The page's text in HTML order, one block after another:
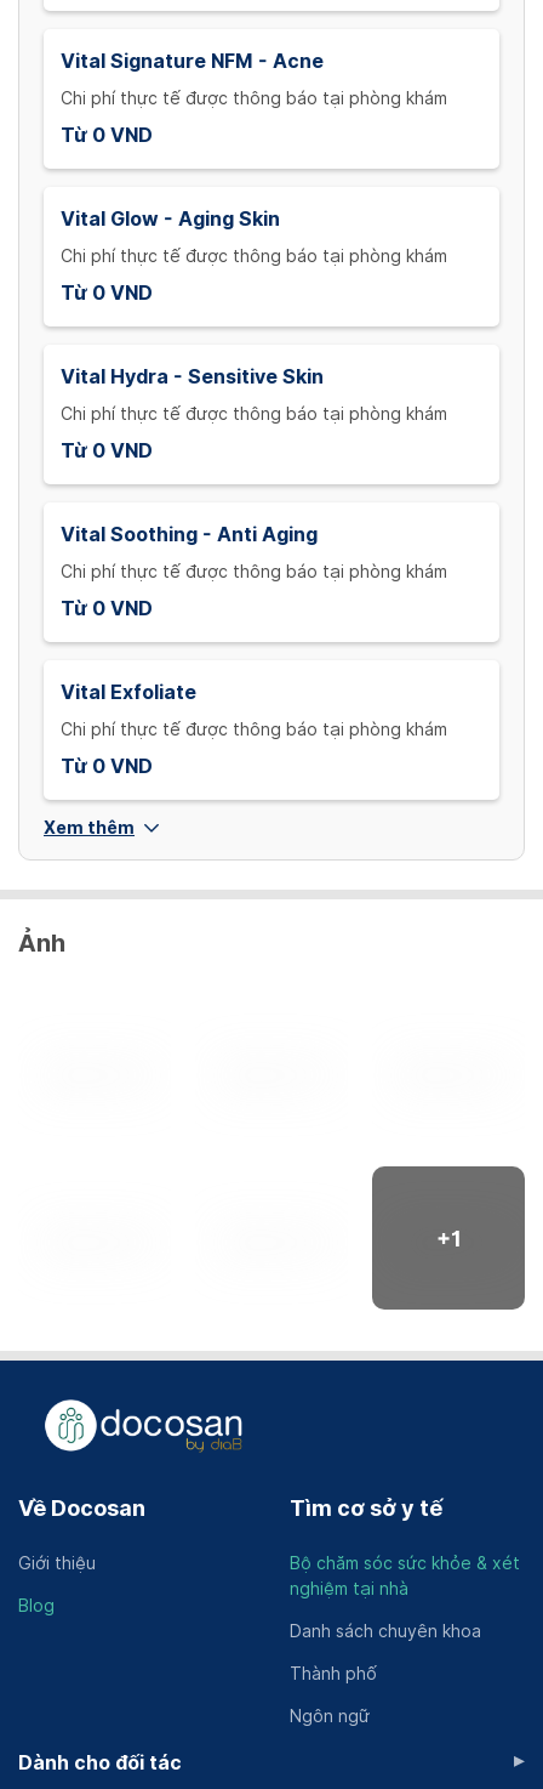
Vital Signature NFM - Acne
Chi phí thực tế được thông báo tại phòng khám
Từ 0 VND
Vital Glow - Aging Skin
Chi phí thực tế được thông báo tại phòng khám
Từ 0 VND
Vital Hydra - Sensitive Skin
Chi phí thực tế được thông báo tại phòng khám
Từ 0 VND
Vital Soothing - Anti Aging
Chi phí thực tế được thông báo tại phòng khám
Từ 0 VND
Vital Exfoliate
Chi phí thực tế được thông báo tại phòng khám
Từ 0 VND
Xem thêm
Ảnh
+1
Về Docosan
Giới thiệu
Blog
Tìm cơ sở y tế
Bộ chăm sóc sức khỏe & xét
nghiệm tại nhà
Danh sách chuyên khoa
Thành phố
Ngôn ngữ
Dành cho đối tác ▸